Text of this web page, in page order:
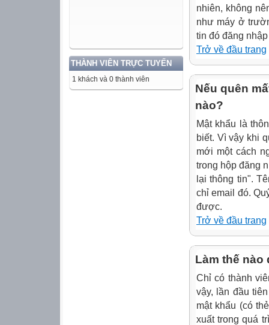
THÀNH VIÊN TRỰC TUYẾN
1 khách và 0 thành viên
nhiên, không
như máy ở
tin đó đăng
Trở về đầu trang
Nếu quên
nào?
Mật khẩu là
biết. Vì vậy khi
mới một cách
trong hộp đăng
lại thông tin".
chỉ email đó.
được.
Trở về đầu trang
Làm thế nào
Chỉ có thành
vậy, lần đầu
mật khẩu (có
xuất trong quá